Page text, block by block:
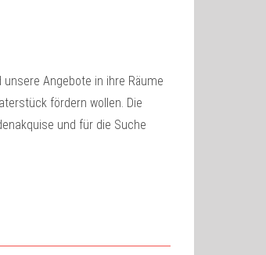
Angebote in ihre Räume
fördern wollen. Die
und für die Suche